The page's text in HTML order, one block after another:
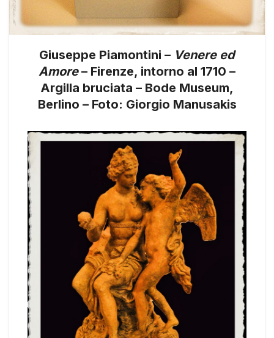
Giuseppe Piamontini – Venere ed
Amore– Firenze, intorno al 1710 –
Argilla bruciata – Bode Museum,
Berlino – Foto: Giorgio Manusakis